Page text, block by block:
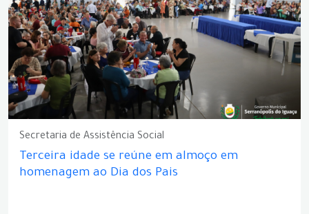
Secretaria de Assistência Social
Terceira idade se reúne em almoço em
homenagem ao Dia dos Pais